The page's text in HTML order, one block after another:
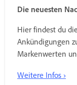
Die neuesten
Hier findest du
Ankündigungen
Markenwerten
Weitere Infos ›